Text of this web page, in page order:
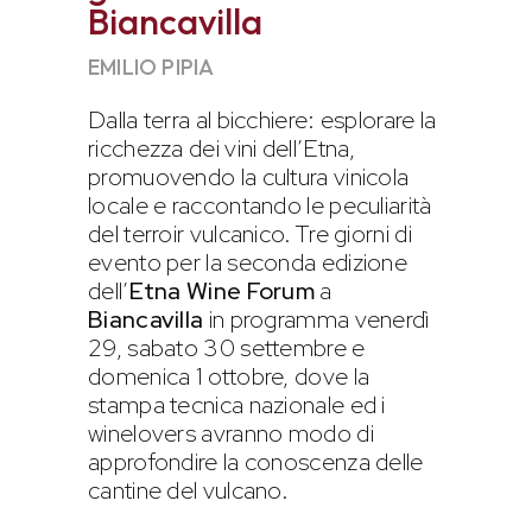
Biancavilla
EMILIO PIPIA
Dalla terra al bicchiere: esplorare la
ricchezza dei vini dell’Etna,
promuovendo la cultura vinicola
locale e raccontando le peculiarità
del terroir vulcanico. Tre giorni di
evento per la seconda edizione
dell’Etna Wine Foruma
Biancavilla in programma venerdì
29, sabato 30 settembre e
domenica 1 ottobre, dove la
stampa tecnica nazionale ed i
winelovers avranno modo di
approfondire la conoscenza delle
cantine del vulcano.